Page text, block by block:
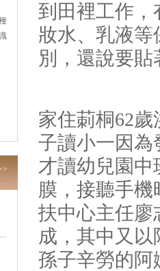
每天一分鐘瑜珈運動消除下半身肥胖
到田裡工作，
妝水、乳液
別，還說要
家住莿桐62歲
子讀小一因為
才讀幼兒園
膜，接聽手
扶中心主任廖
成，其中又
孫子辛勞的阿